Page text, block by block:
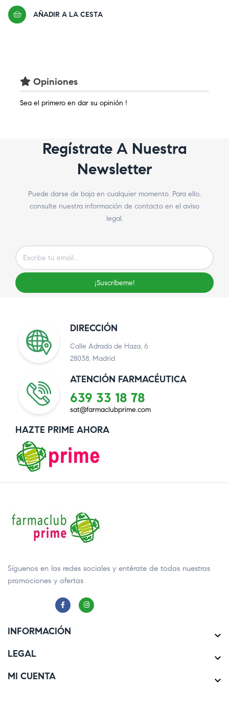
regular
AÑADIR A LA CESTA
Opiniones
Sea el primero en dar su opinión !
Regístrate A Nuestra
Newsletter
Puede darse de baja en cualquier momento. Para ello,
consulte nuestra información de contacto en el aviso
legal.
¡Suscríbeme!
DIRECCIÓN
Calle Adrada de Haza, 6
28038, Madrid
ATENCIÓN FARMACÉUTICA
639 33 18 78
sat@farmaclubprime.com
HAZTE PRIME AHORA
Síguenos en las redes sociales y entérate de todas nuestras
promociones y ofertas
INFORMACIÓN 
LEGAL 
MI CUENTA 